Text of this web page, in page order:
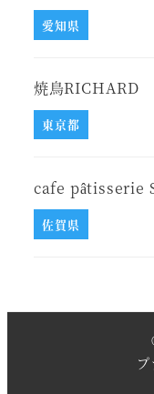
愛知県
焼鳥RICHARD
東京都
cafe pâtisserie
佐賀県